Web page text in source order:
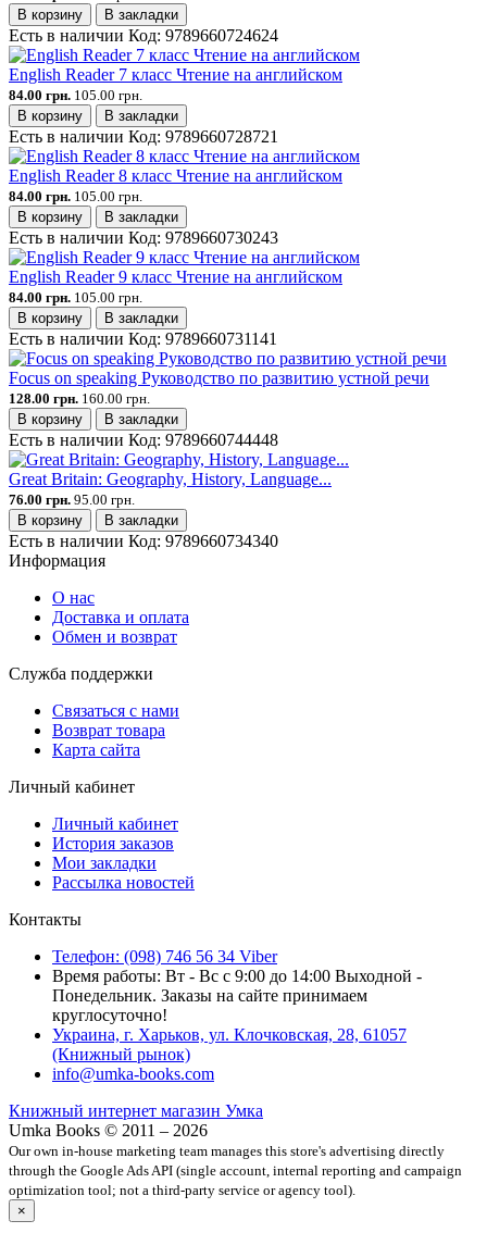
В корзину
В закладки
Есть в наличии Код: 9789660724624
English Reader 7 класс Чтение на английском
84.00 грн. 105.00 грн.
В корзину
В закладки
Есть в наличии Код: 9789660728721
English Reader 8 класс Чтение на английском
84.00 грн. 105.00 грн.
В корзину
В закладки
Есть в наличии Код: 9789660730243
English Reader 9 класс Чтение на английском
84.00 грн. 105.00 грн.
В корзину
В закладки
Есть в наличии Код: 9789660731141
Focus on speaking Руководство по развитию устной речи
128.00 грн. 160.00 грн.
В корзину
В закладки
Есть в наличии Код: 9789660744448
Great Britain: Geography, History, Language...
76.00 грн. 95.00 грн.
В корзину
В закладки
Есть в наличии Код: 9789660734340
Информация
О нас
Доставка и оплата
Обмен и возврат
Служба поддержки
Связаться с нами
Возврат товара
Карта сайта
Личный кабинет
Личный кабинет
История заказов
Мои закладки
Рассылка новостей
Контакты
Телефон: (098) 746 56 34 Viber
Время работы: Вт - Вс с 9:00 до 14:00 Выходной -
Понедельник. Заказы на сайте принимаем
круглосуточно!
Украина, г. Харьков, ул. Клочковская, 28, 61057
(Книжный рынок)
info@umka-books.com
Книжный интернет магазин Умка
Umka Books © 2011 – 2026
Our own in-house marketing team manages this store's advertising directly
through the Google Ads API (single account, internal reporting and campaign
optimization tool; not a third-party service or agency tool).
×